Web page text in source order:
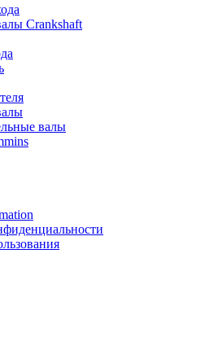
Crankshaft
валы